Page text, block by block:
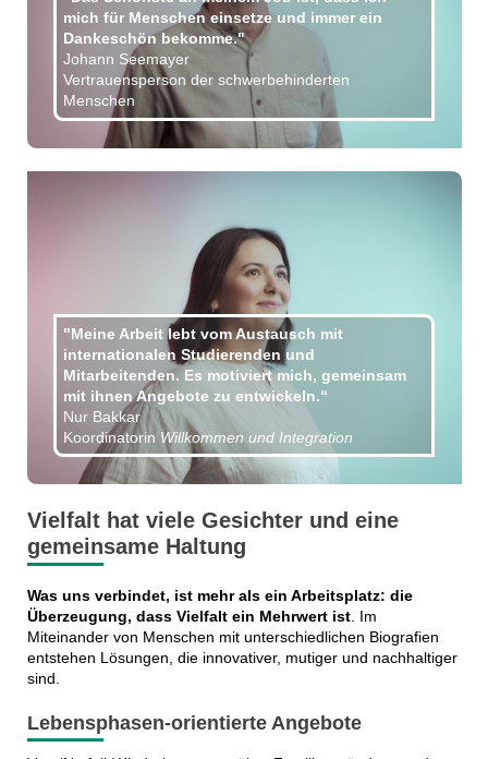
mich für Menschen einsetze und immer ein
Dankeschön bekomme."
Johann Seemayer
Vertrauensperson der schwerbehinderten
Menschen
"Meine Arbeit lebt vom Austausch mit
internationalen Studierenden und
Mitarbeitenden. Es motiviert mich, gemeinsam
mit ihnen Angebote zu entwickeln.“
Nur Bakkar
Koordinatorin Willkommen und Integration
Vielfalt hat viele Gesichter und eine
gemeinsame Haltung
Was uns verbindet, ist mehr als ein Arbeitsplatz: die
Überzeugung, dass Vielfalt ein Mehrwert ist. Im
Miteinander von Menschen mit unterschiedlichen Biografien
entstehen Lösungen, die innovativer, mutiger und nachhaltiger
sind.
Lebensphasen-orientierte Angebote